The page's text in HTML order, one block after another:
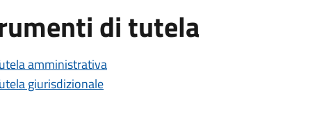
di tutela
amministrativa
giurisdizionale